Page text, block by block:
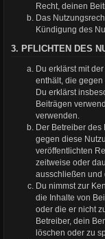
Recht, deinen
Das
Kündigung des
3. PFLICHTEN DES
Du erklärst mit
enthält, die
Du erklärst
Beiträgen
verwenden.
Der Betreiber des
gegen diese
veröffentlichten
zeitweise oder
ausschließen und
Du nimmst zur
die Inhalte von
oder die er nicht
Betreiber, dein
löschen oder zu